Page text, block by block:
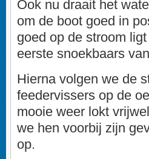
Ook nu draait het
om de boot goed in
goed op de stroom
eerste snoekbaars
Hierna volgen we de
feedervissers op de
mooie weer lokt
we hen voorbij zijn
op.